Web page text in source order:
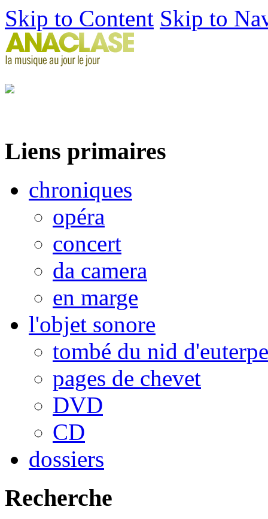
Skip to Content Skip to
Liens primaires
chroniques
opéra
concert
da camera
en marge
l'objet sonore
tombé du nid d'euterpe
pages de chevet
DVD
CD
dossiers
Recherche